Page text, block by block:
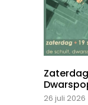
26 juli 2026